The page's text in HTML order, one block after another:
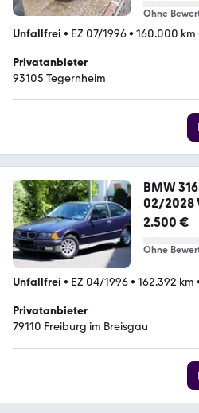
Ohne
Unfallfrei • EZ 07/1996• 160.000 km
Privatanbieter
93105 Tegernheim
BMW
02/2028
2.500 €
Ohne
Unfallfrei • EZ 04/1996• 162.392 km
Privatanbieter
79110 Freiburg im Breisgau